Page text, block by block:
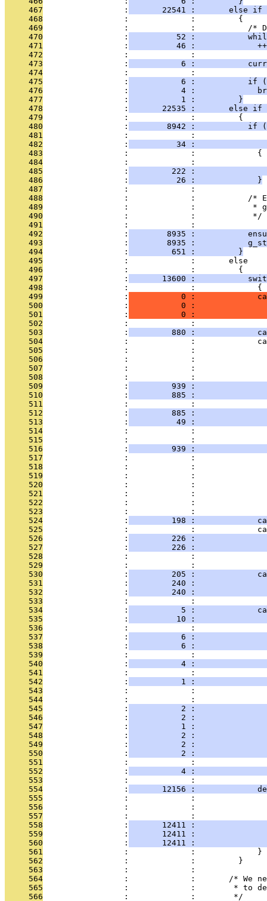
     467
                 :
22541 :       else if
     468
                 :             :         {
     469
:             :           /*
     470
                 :
52 :
     471
                 :
46 :
     472
                 :             :
     473
                 :
6 :
     474
                 :             :
     475
                 :
6 :           if
     476
                 :
4 :
     477
                 :
           1 :         }
     478
                 :
22535 :       else if
     479
                 :             :         {
     480
                 :
8942 :           if
     481
:             :
     482
                 :
34 :
     483
                 :             :             {
     484
:             :
     485
                 :
222 :
     486
                 :
          26 :             }
     487
                 :             :
     488
:             :           /*
     489
:             :            *
     490
                 :             :            */
     491
                 :             :
     492
                 :
8935 :
     493
                 :
8935 :
     494
                 :
         651 :         }
     495
                 :             :       else
     496
                 :             :         {
     497
                 :
13600 :
     498
                 :             :             {
     499
                 :
0 :
     500
                 :
0 :
     501
                 :
0 :
     502
                 :             :
     503
                 :
880 :
     504
:             :
     505
:             :
     506
:             :
     507
:             :
     508
:             :
     509
                 :
939 :
     510
                 :
885 :
     511
:             :
     512
                 :
885 :
     513
                 :
49 :
     514
                 :             :
     515
:             :
     516
                 :
939 :
     517
                 :             :
     518
                 :             :
     519
:             :
     520
:             :
     521
:             :
     522
:             :
     523
                 :             :
     524
                 :
198 :
     525
:             :
     526
                 :
226 :
     527
                 :
226 :
     528
                 :             :
     529
:             :
     530
                 :
205 :
     531
                 :
240 :
     532
                 :
240 :
     533
                 :             :
     534
                 :
5 :
     535
                 :
10 :
     536
:             :
     537
                 :
6 :
     538
                 :
6 :
     539
:             :
     540
                 :
4 :
     541
:             :
     542
                 :
1 :
     543
:             :
     544
:             :
     545
                 :
2 :
     546
                 :
2 :
     547
                 :
1 :
     548
                 :
2 :
     549
                 :
2 :
     550
                 :
2 :
     551
:             :
     552
                 :
4 :
     553
                 :             :
     554
                 :
12156 :
     555
:             :
     556
:             :
     557
:             :
     558
                 :
12411 :
     559
                 :
12411 :
     560
                 :
12411 :
     561
                 :             :             }
     562
                 :             :         }
     563
                 :             :
     564
:             :       /* We
     565
:             :        * to
     566
                 :             :        */